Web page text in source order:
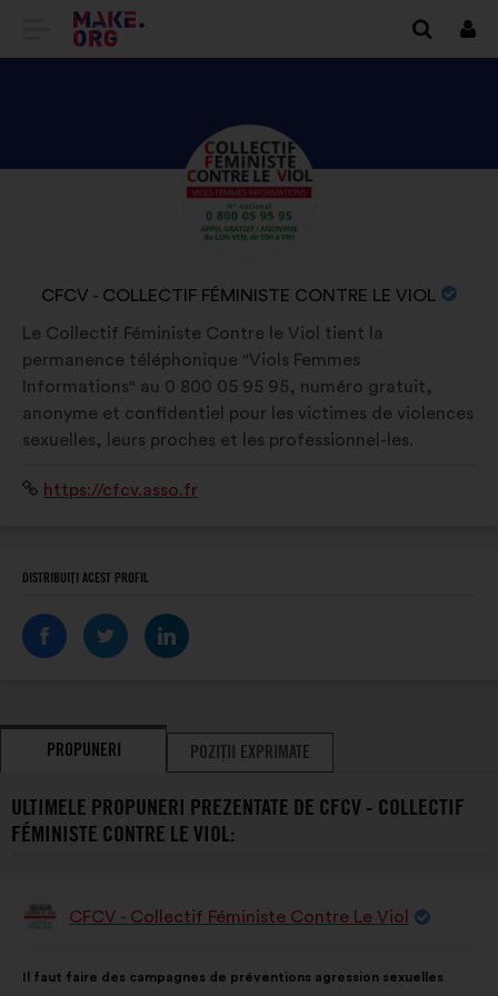
DIRECȚIONARE
PAGINĂ
ULUI
MAKE.ORG
DESCOPERIȚI
PROFILUL
CFCV
FÉMINISTE
CONTRE
LE
VIOL
NUMELE
ORGANIZAȚIEI:
CFCV - COLLECTIF FÉMINISTE CONTRE LE VIOL
Biografie:
Le Collectif Féministe Contre le Viol tient la
permanence téléphonique "Viols Femmes
Informations" au 0 800 05 95 95, numéro gratuit,
anonyme et confidentiel pour les victimes de violences
sexuelles, leurs proches et les professionnel-les.
Sitehttps://cfcv.asso.fr
DISTRIBUIȚI ACEST PROFIL
PROPUNERI POZIȚII EXPRIMATE
ULTIMELE PROPUNERI PREZENTATE DE CFCV - COLLECTIF
FÉMINISTE CONTRE LE VIOL:
PropunereCFCV - Collectif Féministe Contre Le Viol
propunerii:
Il faut faire des campagnes de préventions agression sexuelles
următoarea